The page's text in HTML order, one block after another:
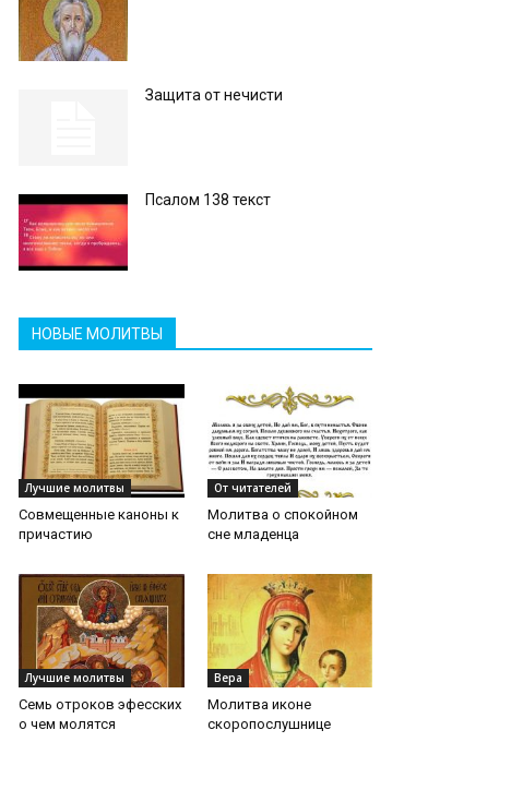
Защита от нечисти
Псалом 138 текст
НОВЫЕ МОЛИТВЫ
Лучшие молитвы
Совмещенные каноны к
причастию
От читателей
Молитва о спокойном
сне младенца
Лучшие молитвы
Семь отроков эфесских
о чем молятся
Вера
Молитва иконе
скоропослушнице